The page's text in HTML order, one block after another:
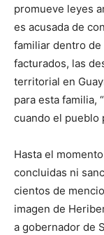
promueve leyes
es acusada de
familiar dentro de
facturados, las
territorial en
para esta familia,
cuando el pueblo
Hasta el
concluidas ni
cientos de
imagen de
a gobernador de